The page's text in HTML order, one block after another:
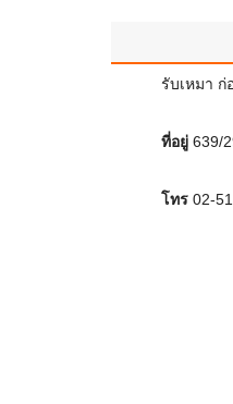
รับเหมา ก่
ที่อยู่639/
โทร02-